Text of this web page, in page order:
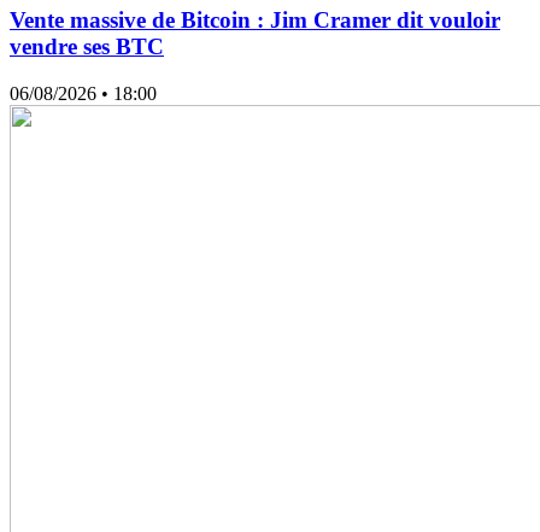
Vente massive de Bitcoin : Jim Cramer dit vouloir
vendre ses BTC
06/08/2026 • 18:00